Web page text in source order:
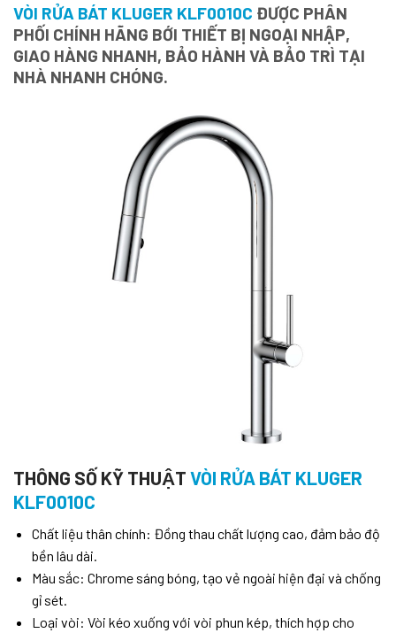
VÒI RỬA BÁT KLUGER KLF0010C ĐƯỢC PHÂN
PHỐI CHÍNH HÃNG BỚI THIẾT BỊ NGOẠI NHẬP,
GIAO HÀNG NHANH, BẢO HÀNH VÀ BẢO TRÌ TẠI
NHÀ NHANH CHÓNG.
THÔNG SỐ KỸ THUẬT VÒI RỬA BÁT KLUGER
KLF0010C
Chất liệu thân chính: Đồng thau chất lượng cao, đảm bảo độ
bền lâu dài.
Màu sắc: Chrome sáng bóng, tạo vẻ ngoài hiện đại và chống
gỉ sét.
Loại vòi: Vòi kéo xuống với vòi phun kép, thích hợp cho